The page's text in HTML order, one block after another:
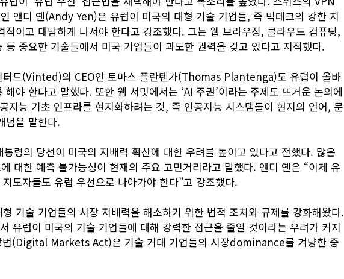
앤디 옌(Andy Yen)은 유럽이 미국의 대형 기술 기업들, 즉 빅테크의 강한 지
적이고 대담하게 나서야 한다고 강조했다. 그는 웹 브라우징, 클라우드 컴퓨팅,
등 중요한 기술들에서 미국 기업들이 과도한 권력을 갖고 있다고 지적했다.
터드(Vinted)의 CEO인 토마스 플란텐가(Thomas Plantenga)도 유럽이 올바
야 한다고 말했다. 또한 웹 서밋에서는 ‘AI 주권’이라는 주제도 뜨거운 논의에
지능 기초 인프라를 현지화하려는 것, 즉 인공지능 시스템들이 현지의 언어, 문
념을 말한다.
령의 당선이 미국의 지배력 확산에 대한 우려를 높이고 있다고 전했다. 많은
대한 예측 불가능성이 현재의 주요 고민거리라고 말했다. 앤디 옌은 “이제 유
도자들도 유럽 우선으로 나아가야 한다”고 강조했다.
기술 기업들의 시장 지배력을 해소하기 위한 법적 조치와 규제를 강화해왔다.
유럽이 미국의 기술 기업들에 대해 강력한 접근을 줄일 것이라는 우려가 커지
법(Digital Markets Act)은 기술 거대 기업들의 시장dominance를 겨냥한 중